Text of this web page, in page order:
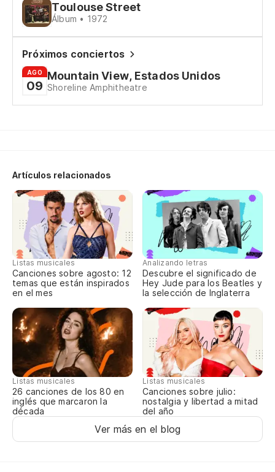
Toulouse Street
Álbum • 1972
Próximos conciertos
AGO
09
Mountain View, Estados Unidos
Shoreline Amphitheatre
Artículos relacionados
Listas musicales
Canciones sobre agosto: 12
temas que están inspirados
en el mes
Analizando letras
Descubre el significado de
Hey Jude para los Beatles y
la selección de Inglaterra
Listas musicales
26 canciones de los 80 en
inglés que marcaron la
década
Listas musicales
Canciones sobre julio:
nostalgia y libertad a mitad
del año
Ver más en el blog